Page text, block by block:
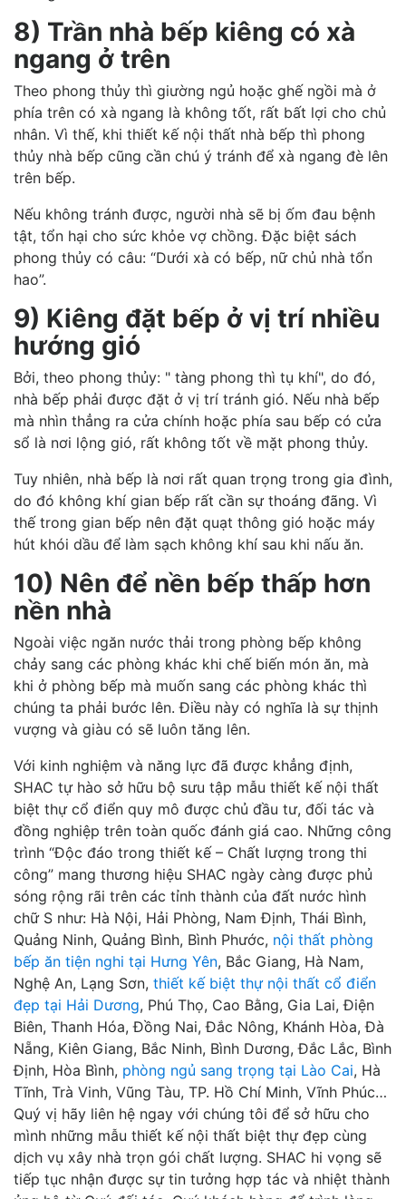
8) Trần nhà bếp kiêng có xà
ngang ở trên
Theo phong thủy thì giường ngủ hoặc ghế ngồi mà ở
phía trên có xà ngang là không tốt, rất bất lợi cho chủ
nhân. Vì thế, khi thiết kế nội thất nhà bếp thì phong
thủy nhà bếp cũng cần chú ý tránh để xà ngang đè lên
trên bếp.
Nếu không tránh được, người nhà sẽ bị ốm đau bệnh
tật, tổn hại cho sức khỏe vợ chồng. Đặc biệt sách
phong thủy có câu: “Dưới xà có bếp, nữ chủ nhà tổn
hao”.
9) Kiêng đặt bếp ở vị trí nhiều
hướng gió
Bởi, theo phong thủy: " tàng phong thì tụ khí", do đó,
nhà bếp phải được đặt ở vị trí tránh gió. Nếu nhà bếp
mà nhìn thẳng ra cửa chính hoặc phía sau bếp có cửa
sổ là nơi lộng gió, rất không tốt về mặt phong thủy.
Tuy nhiên, nhà bếp là nơi rất quan trọng trong gia đình,
do đó không khí gian bếp rất cần sự thoáng đãng. Vì
thế trong gian bếp nên đặt quạt thông gió hoặc máy
hút khói dầu để làm sạch không khí sau khi nấu ăn.
10) Nên để nền bếp thấp hơn
nền nhà
Ngoài việc ngăn nước thải trong phòng bếp không
chảy sang các phòng khác khi chế biến món ăn, mà
khi ở phòng bếp mà muốn sang các phòng khác thì
chúng ta phải bước lên. Điều này có nghĩa là sự thịnh
vượng và giàu có sẽ luôn tăng lên.
Với kinh nghiệm và năng lực đã được khẳng định,
SHAC tự hào sở hữu bộ sưu tập mẫu thiết kế nội thất
biệt thự cổ điển quy mô được chủ đầu tư, đối tác và
đồng nghiệp trên toàn quốc đánh giá cao. Những công
trình “Độc đáo trong thiết kế – Chất lượng trong thi
công” mang thương hiệu SHAC ngày càng được phủ
sóng rộng rãi trên các tỉnh thành của đất nước hình
chữ S như: Hà Nội, Hải Phòng, Nam Định, Thái Bình,
Quảng Ninh, Quảng Bình, Bình Phước, nội thất phòng
bếp ăn tiện nghi tại Hưng Yên, Bắc Giang, Hà Nam,
Nghệ An, Lạng Sơn, thiết kế biệt thự nội thất cổ điển
đẹp tại Hải Dương, Phú Thọ, Cao Bằng, Gia Lai, Điện
Biên, Thanh Hóa, Đồng Nai, Đắc Nông, Khánh Hòa, Đà
Nẵng, Kiên Giang, Bắc Ninh, Bình Dương, Đắc Lắc, Bình
Định, Hòa Bình, phòng ngủ sang trọng tại Lào Cai, Hà
Tĩnh, Trà Vinh, Vũng Tàu, TP. Hồ Chí Minh, Vĩnh Phúc…
Quý vị hãy liên hệ ngay với chúng tôi để sở hữu cho
mình những mẫu thiết kế nội thất biệt thự đẹp cùng
dịch vụ xây nhà trọn gói chất lượng. SHAC hi vọng sẽ
tiếp tục nhận được sự tin tưởng hợp tác và nhiệt thành